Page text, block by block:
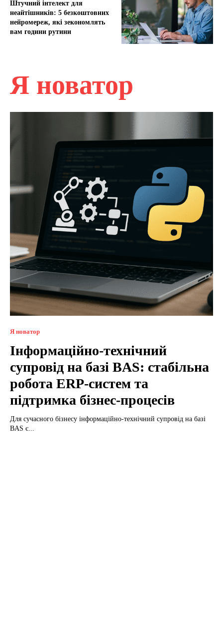
Штучний інтелект для
неайтішників: 5 безкоштовних
нейромереж, які зекономлять
вам години рутини
Я новатор
Я новатор
Інформаційно-технічний
супровід на базі BAS: стабільна
робота ERP-систем та
підтримка бізнес-процесів
Для сучасного бізнесу інформаційно-технічний супровід на базі
BAS є...